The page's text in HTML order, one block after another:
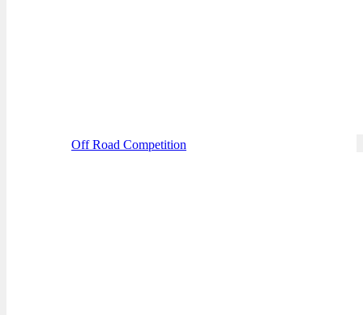
Off Road Competition